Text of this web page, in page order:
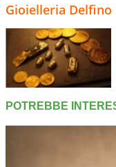
Gioielleria Delfino